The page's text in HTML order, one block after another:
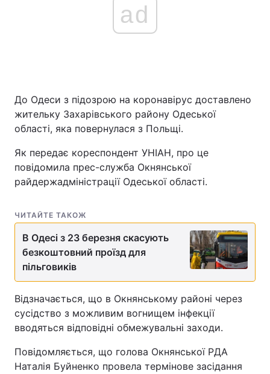
ad
До Одеси з підозрою на коронавірус доставлено
жительку Захарівського району Одеської
області, яка повернулася з Польщі.
Як передає кореспондент УНІАН, про це
повідомила прес-служба Окнянської
райдержадміністрації Одеської області.
ЧИТАЙТЕ ТАКОЖ
В Одесі з 23 березня скасують
безкоштовний проїзд для
пільговиків
Відзначається, що в Окнянському районі через
сусідство з можливим вогнищем інфекції
вводяться відповідні обмежувальні заходи.
Повідомляється, що голова Окнянської РДА
Наталія Буйненко провела термінове засідання